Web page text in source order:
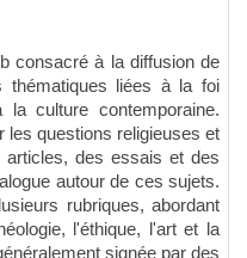
consacré à la diffusion de
thématiques liées à la foi
culture contemporaine.
les questions religieuses et
articles, des essais et des
autour de ces sujets.
rubriques, abordant
l'éthique, l'art et la
signée par des